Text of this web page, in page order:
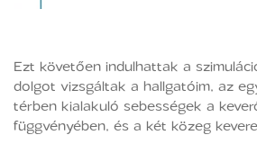
Ezt követően indulhattak a
dolgot vizsgáltak a hallgatóim, az
térben kialakuló sebességek a
függvényében, és a két közeg